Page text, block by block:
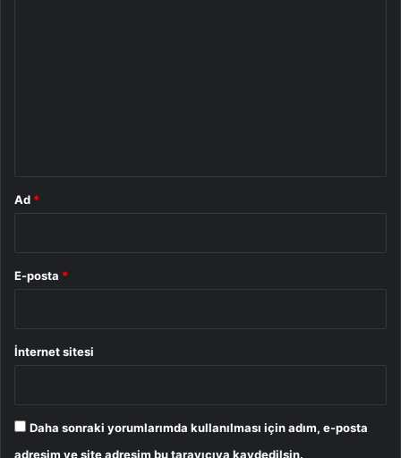
Ad *
E-posta *
İnternet sitesi
Daha sonraki yorumlarımda kullanılması için adım, e-posta
adresim ve site adresim bu tarayıcıya kaydedilsin.